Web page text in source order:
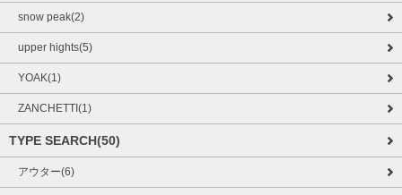
snow peak(2)
upper hights(5)
YOAK(1)
ZANCHETTI(1)
TYPE SEARCH(50)
アウター(6)